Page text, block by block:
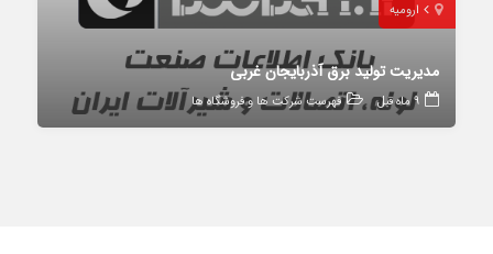
ارومیه
مدیریت تولید برق آذربایجان غربی
9 ماه قبل فهرست شرکت ها و فروشگاه ها